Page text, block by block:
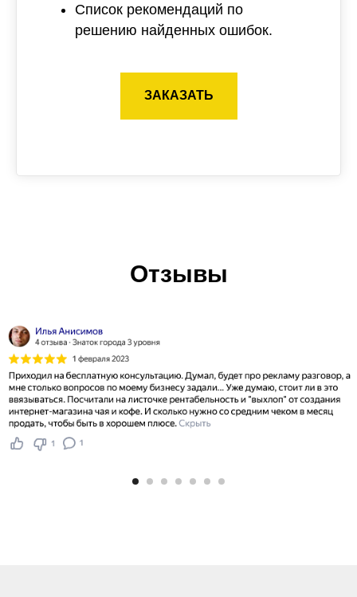
Список рекомендаций по
решению найденных ошибок.
ЗАКАЗАТЬ
Отзывы